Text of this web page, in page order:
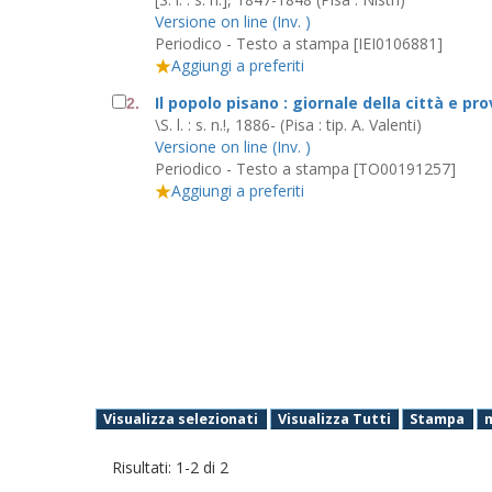
Versione on line (Inv. )
Periodico - Testo a stampa [IEI0106881]
Aggiungi a preferiti
2.
Il popolo pisano : giornale della città e
\S. l. : s. n.!, 1886- (Pisa : tip. A. Valenti)
Versione on line (Inv. )
Periodico - Testo a stampa [TO00191257]
Aggiungi a preferiti
Visualizza selezionati
Visualizza Tutti Stampa
Risultati: 1 -2 di 2